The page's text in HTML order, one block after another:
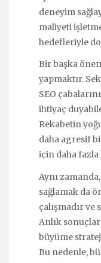
deneyim
maliyeti
hedefleriyle
Bir başka
yapmaktır.
SEO
ihtiyaç
Rekabetin
daha agresif
için daha
Aynı
sağlamak da
çalışmadır
Anlık
büyüme
Bu nedenle,